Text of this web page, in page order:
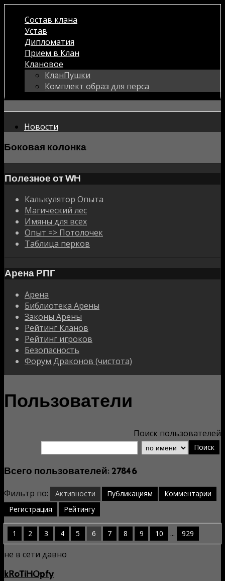
Состав клана
Устав
Дипломатия
Прием в Клан
Клановое
КланПушки
Комплект образ для перса
Новости
Боковая колонка
Полезное от WH
Калькулятор Опыта
Магический лес
Имяны для всех
Опыт => Потолочек
Таблица перков
Арена РПГ
Арена
Библиотека Арены
Законы Арены
Рейтинг Кланов
Рейтинг игроков
Безопасность
Форум Драконов (чистота)
Пользователи
Поиск пользователей
Поиск
Всего пользователей: 27846
Фильтр по:
Активности Публикациям
Комментарии
Регистрация
Рейтингу
1 2 3 4 5 6 7 8 9 10 ... 929
не в сети давно
kRoTiHOpfy